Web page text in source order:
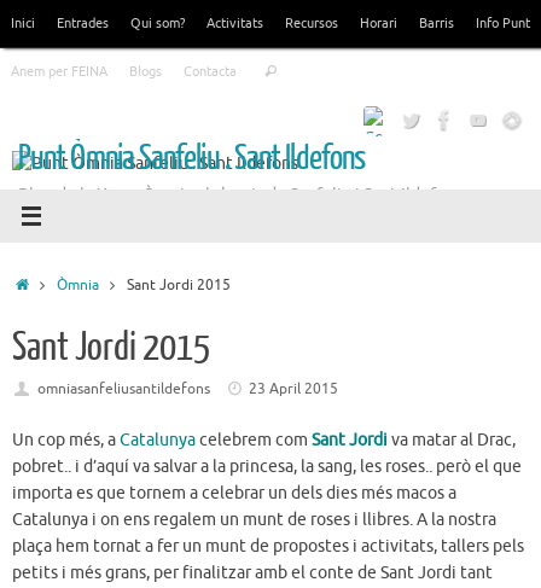
content
Inici Entrades Qui som? Activitats Recursos Horari Barris Info Punt
Anem per FEINA Blogs Contacta Search
Punt Òmnia Sanfeliu . Sant Ildefons
Blog de la Xarxa Òmnia als barris de Sanfeliu i Sant Ildefons
HomeÒmnia Sant Jordi 2015
Sant Jordi 2015
omniasanfeliusantildefons 23 April 2015
Un cop més, aCatalunyacelebrem com Sant Jordi va matar al Drac,
pobret.. i d’aquí va salvar a la princesa, la sang, les roses.. però el que
importa es que tornem a celebrar un dels dies més macos a
Catalunya i on ens regalem un munt de roses i llibres. A la nostra
plaça hem tornat a fer un munt de propostes i activitats, tallers pels
petits i més grans, per finalitzar amb el conte de Sant Jordi tant